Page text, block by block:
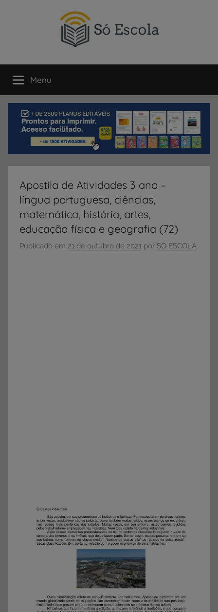
SÓ
ESCOLA
um
portal
direcionado
compartilhamento
dicas
ENEM
Vestibular,
cursos
Menu
Apostila de Atividades 3 ano –
língua portuguesa, ciências,
matemática, história, artes,
educação física e geografia (72)
Publicado em 21 de outubro de 2021 por SÓ ESCOLA